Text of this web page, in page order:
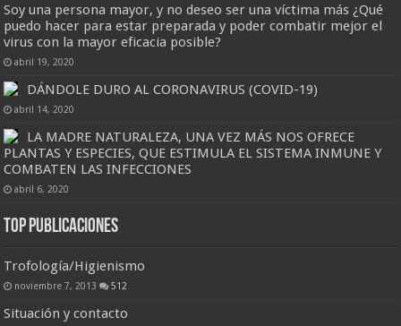
Soy una persona mayor, y no deseo ser una víctima más ¿Qué
puedo hacer para estar preparada y poder combatir mejor el
virus con la mayor eficacia posible?
abril 19, 2020
DÁNDOLE DURO AL CORONAVIRUS (COVID-19)
abril 14, 2020
LA MADRE NATURALEZA, UNA VEZ MÁS NOS OFRECE
PLANTAS Y ESPECIES, QUE ESTIMULA EL SISTEMA INMUNE Y
COMBATEN LAS INFECCIONES
abril 6, 2020
Top Publicaciones
Trofología/Higienismo
noviembre 7, 2013 512
Situación y contacto